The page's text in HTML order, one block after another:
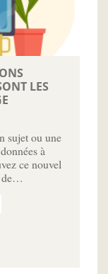
LES
sujet ou une
à
ce nouvel
de…